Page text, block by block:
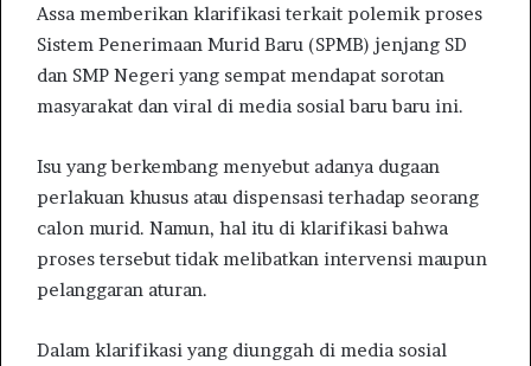
Assa memberikan klarifikasi terkait polemik proses
Sistem Penerimaan Murid Baru (SPMB) jenjang SD
dan SMP Negeri yang sempat mendapat sorotan
masyarakat dan viral di media sosial baru baru ini.
Isu yang berkembang menyebut adanya dugaan
perlakuan khusus atau dispensasi terhadap seorang
calon murid. Namun, hal itu di klarifikasi bahwa
proses tersebut tidak melibatkan intervensi maupun
pelanggaran aturan.
Dalam klarifikasi yang diunggah di media sosial